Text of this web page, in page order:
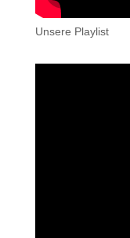
Unsere Playlist